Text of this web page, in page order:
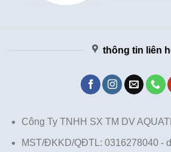
thông tin liên
Công Ty TNHH SX TM DV
MST/ĐKKD/QĐTL: 0316278040 -